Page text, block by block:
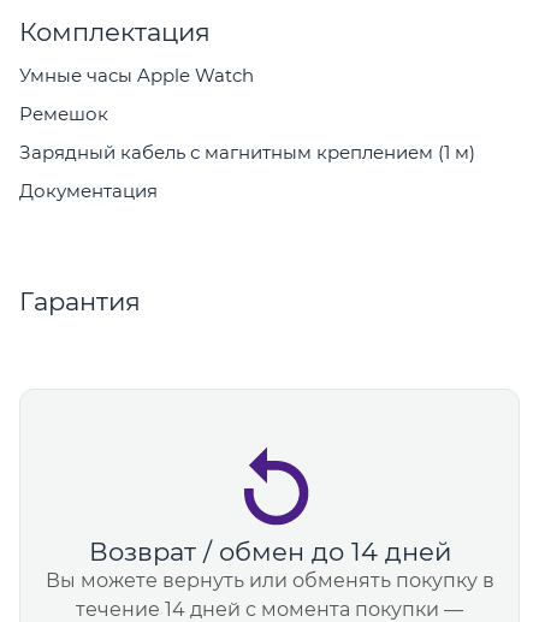
Комплектация
Умные часы Apple Watch
Ремешок
Зарядный кабель с магнитным креплением (1 м)
Документация
Гарантия
Возврат / обмен до 14 дней
Вы можете вернуть или обменять покупку в
течение 14 дней с момента покупки —